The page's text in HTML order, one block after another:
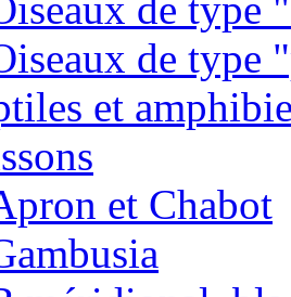
de type
de type
et
et Chabot